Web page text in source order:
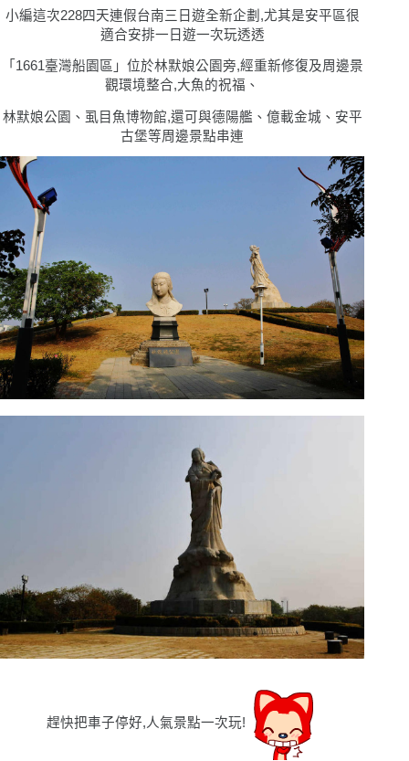
小編這次228四天連假台南三日遊全新企劃,尤其是安平區很
適合安排一日遊一次玩透透
「1661臺灣船園區」位於林默娘公園旁,經重新修復及周邊景
觀環境整合,大魚的祝福、
林默娘公園、 虱目魚博物館,還可與德陽艦、億載金城、安平
古堡等周邊景點串連
趕快把車子停好,人氣景點一次玩!